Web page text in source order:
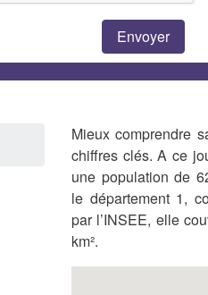
Mieux comprendre
chiffres clés. A ce
une population de
le département 1,
par l’INSEE, elle
km².